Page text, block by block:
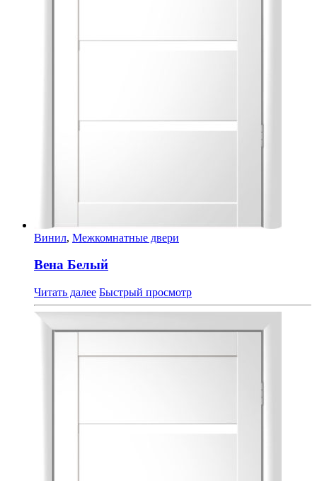
Винил, Межкомнатные двери
Вена Белый
Читать далее Быстрый просмотр